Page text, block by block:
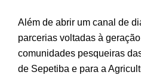
Além de abrir um canal de
parcerias voltadas à
comunidades pesqueiras
de Sepetiba e para a